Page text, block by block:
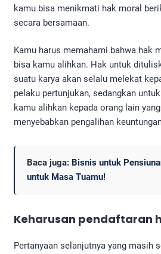
kamu bisa menikmati hak moral
secara bersamaan.
Kamu harus memahami bahwa hak
bisa kamu alihkan. Hak untuk
suatu karya akan selalu melekat
pelaku pertunjukan, sedangkan
kamu alihkan kepada orang lain
menyebabkan pengalihan
Baca juga: Bisnis untuk
untuk Masa Tuamu!
Keharusan pendaftaran
Pertanyaan selanjutnya yang masih